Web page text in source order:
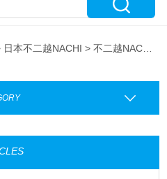
日本不二越NACHI > 不二越NACHI阀现货